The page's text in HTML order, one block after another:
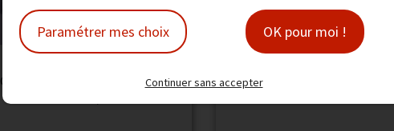
CARTE NETTOYANTE LECTEUR
CARTE NETTOYANTE
Paramétrer mes choix OK pour moi !
Continuer sans accepter